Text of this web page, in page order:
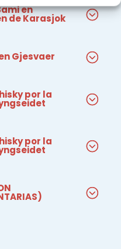
en
de Karasjok
Gjesvaer
por la
por la